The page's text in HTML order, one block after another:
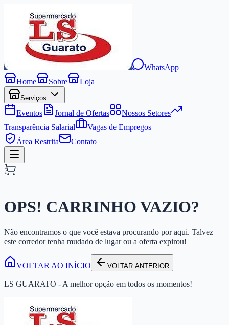
WhatsApp
Home
Sobre Loja
Serviços
Eventos Jornal de Ofertas
Nossos Setores
Transparência Salarial
Vagas de Empregos
Área Restrita
Contato
?
OPS! CARRINHO VAZIO?
Não encontramos o que você estava procurando por aqui. Talvez
este corredor tenha mudado de lugar ou a oferta expirou!
VOLTAR AO INÍCIO VOLTAR ANTERIOR
LS GUARATO - A melhor opção em todos os momentos!